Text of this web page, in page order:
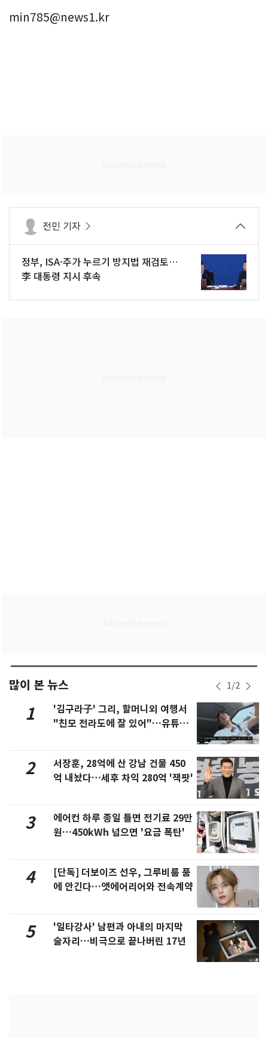
min785@news1.kr
전민 기자
정부, ISA·주가 누르기 방지법 재검토…
李 대통령 지시 후속
많이 본 뉴스 1/2
1
'김구라子' 그리, 할머니외 여행서
"친모 전라도에 잘 있어"…유튜브
2
서장훈, 28억에 산 강남 건물 450
억 내놨다…세후 차익 280억 '잭팟'
3
에어컨 하루 종일 틀면 전기료 29만
원…450kWh 넘으면 '요금 폭탄'
4
[단독] 더보이즈 선우, 그루비룸 품
에 안긴다…앳에어리어와 전속계약
5
'일타강사' 남편과 아내의 마지막
술자리…비극으로 끝나버린 17년